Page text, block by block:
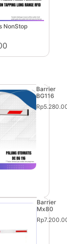
NonStop
Barrier
BG116
Barrier
Mx80